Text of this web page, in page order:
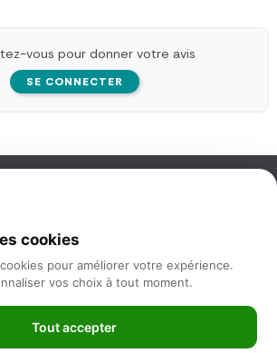
vous pour donner votre avis
SE CONNECTER
cookies
pour améliorer votre expérience.
vos choix à tout moment.
Tout accepter